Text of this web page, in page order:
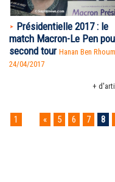
Présidentielle 2017 : le
match Macron-Le Pen
second tour Hanan Ben
24/04/2017
+
1 « 5 6 7 8